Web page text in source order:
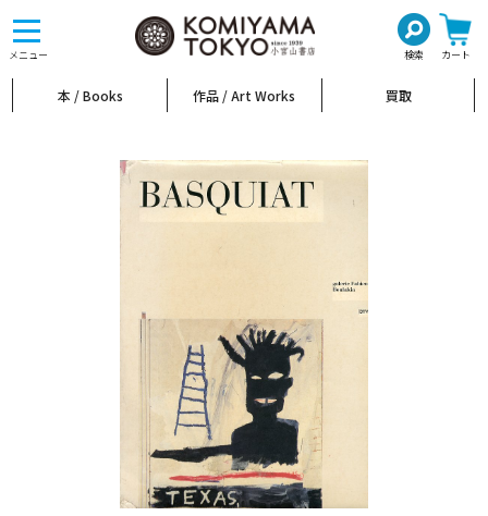
メニュー 検索 カート
toggle
navigation
本 / Books 作品 / Art Works 買取